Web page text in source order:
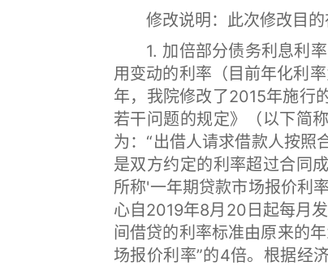
修改说明：此次修改目的
1. 加倍部分债务利息利率
用变动的利率（目前年化利
年，我院修改了2015年施行
若干问题的规定》（以下简
为：“出借人请求借款人按照
是双方约定的利率超过合同
所称'一年期贷款市场报价利
心自2019年8月20日起每月
间借贷的利率标准由原来的
场报价利率”的4倍。根据经